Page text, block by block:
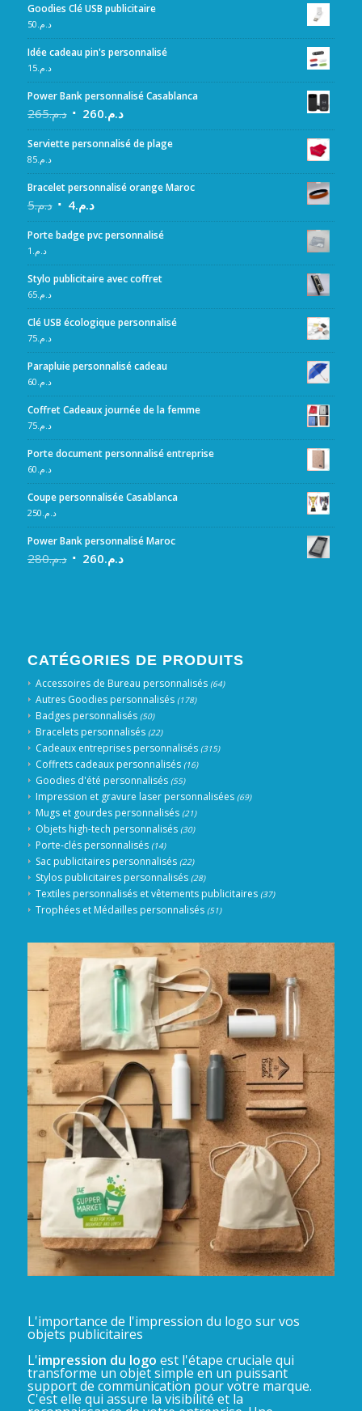
Goodies Clé USB publicitaire
د.م. 50
Idée cadeau pin's personnalisé
د.م.15
Power Bank personnalisé Casablanca
د.م.265 د.م.260
Serviette personnalisé de plage
د.م.85
Bracelet personnalisé orange Maroc
د.م.5 د.م.4
Porte badge pvc personnalisé
د.م. 1
Stylo publicitaire avec coffret
د.م.65
Clé USB écologique personnalisé
د.م.75
Parapluie personnalisé cadeau
د.م. 60
Coffret Cadeaux journée de la femme
د.م.75
Porte document personnalisé entreprise
د.م. 60
Coupe personnalisée Casablanca
د.م. 250
Power Bank personnalisé Maroc
د.م.280 د.م.260
CATÉGORIES DE PRODUITS
Accessoires de Bureau personnalisés (64)
Autres Goodies personnalisés (178)
Badges personnalisés (50)
Bracelets personnalisés (22)
Cadeaux entreprises personnalisés (315)
Coffrets cadeaux personnalisés (16)
Goodies d'été personnalisés (55)
Impression et gravure laser personnalisées (69)
Mugs et gourdes personnalisés (21)
Objets high-tech personnalisés (30)
Porte-clés personnalisés (14)
Sac publicitaires personnalisés (22)
Stylos publicitaires personnalisés (28)
Textiles personnalisés et vêtements publicitaires (37)
Trophées et Médailles personnalisés (51)
L'importance de l'impression du logo sur vos
objets publicitaires
L'impression du logo est l'étape cruciale qui
transforme un objet simple en un puissant
support de communication pour votre marque.
C'est elle qui assure la visibilité et la